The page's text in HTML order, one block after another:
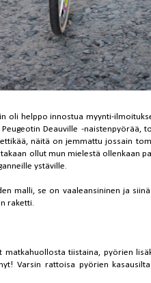
oli helppo innostua myynti-
Deauville -naistenpyörää,
näitä on jemmattu jossain
ollut mun mielestä ollenkaan
ystäville.
malli, se on vaaleansininen ja
raketti.
matkahuollosta tiistaina, pyörien
Varsin rattoisa pyörien